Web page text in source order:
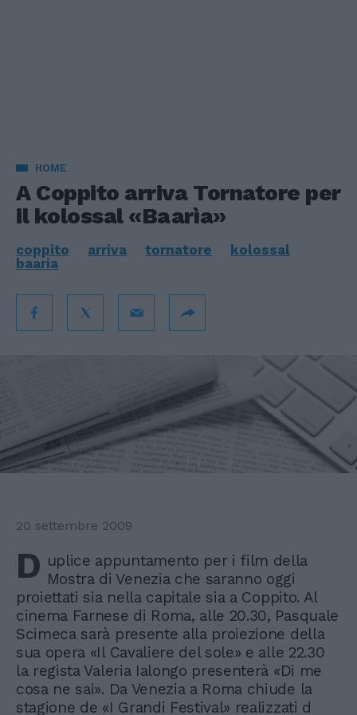
HOME
A Coppito arriva Tornatore per
il kolossal «Baarìa»
coppito arriva tornatore
kolossal
baaria
20 settembre 2009
D uplice appuntamento per i film della
Mostra di Venezia che saranno oggi
proiettati sia nella capitale sia a Coppito. Al
cinema Farnese di Roma, alle 20.30, Pasquale
Scimeca sarà presente alla proiezione della
sua opera «Il Cavaliere del sole» e alle 22.30
la regista Valeria Ialongo presenterà «Di me
cosa ne sai». Da Venezia a Roma chiude la
stagione de «I Grandi Festival» realizzati d